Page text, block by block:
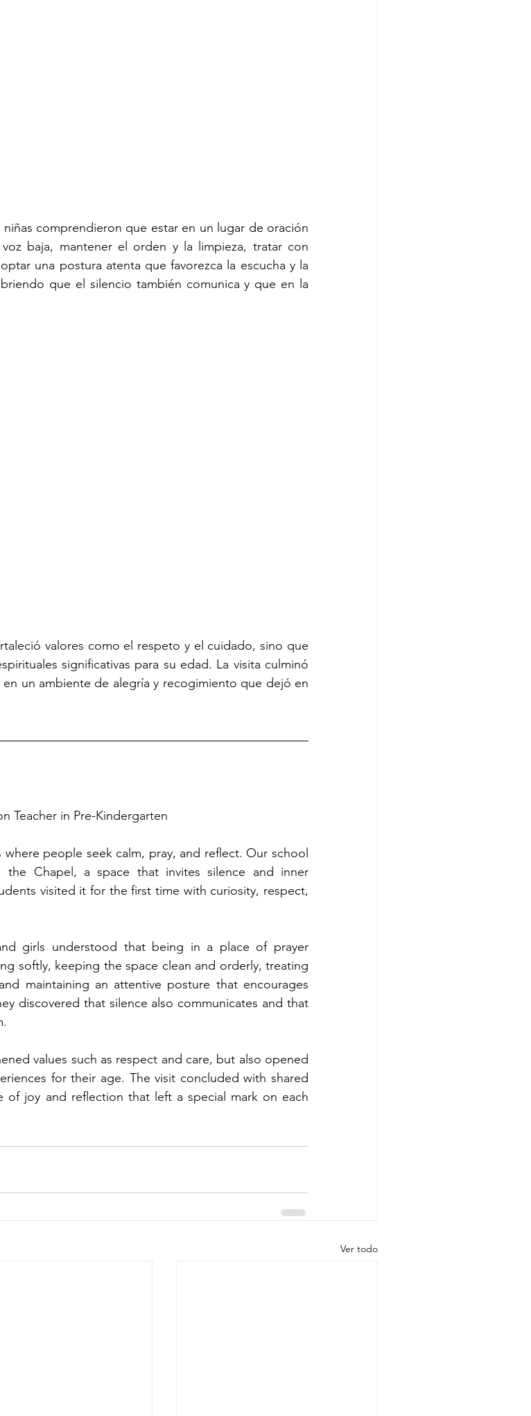
comprendieron que estar en un lugar de oración
baja, mantener el orden y la limpieza, tratar con
una postura atenta que favorezca la escucha y la
que el silencio también comunica y que en la
valores como el respeto y el cuidado, sino que
significativas para su edad. La visita culminó
un ambiente de alegría y recogimiento que dejó en
Teacher in Pre-Kindergarten
people seek calm, pray, and reflect. Our school
Chapel, a space that invites silence and inner
visited it for the first time with curiosity, respect,
girls understood that being in a place of prayer
softly, keeping the space clean and orderly, treating
maintaining an attentive posture that encourages
discovered that silence also communicates and that
values such as respect and care, but also opened
for their age. The visit concluded with shared
of joy and reflection that left a special mark on each
Ver todo